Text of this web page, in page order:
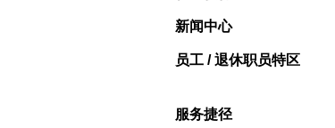
新闻中心
员工 / 退休职员特区
服务捷径